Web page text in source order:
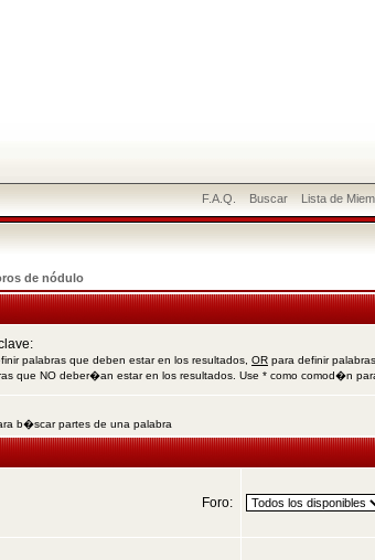
F.A.Q. Buscar Lista de
de nódulo
palabras que deben estar en los resultados, OR para definir
que NO deber�an estar en los resultados. Use * como comod�n
b�scar partes de una palabra
Foro: